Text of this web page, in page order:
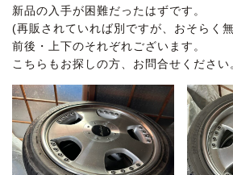
新品の入手が困難だったはずです。
(再販されていれば別ですが、おそらく
前後・上下のそれぞれございます。
こちらもお探しの方、お問合せください